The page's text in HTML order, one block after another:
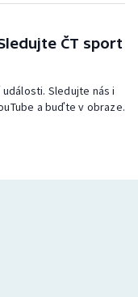
ČT sport
Sledujte nás i
a buďte v obraze.